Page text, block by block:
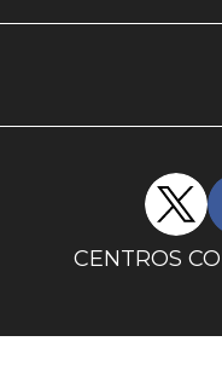
centroCENTROS